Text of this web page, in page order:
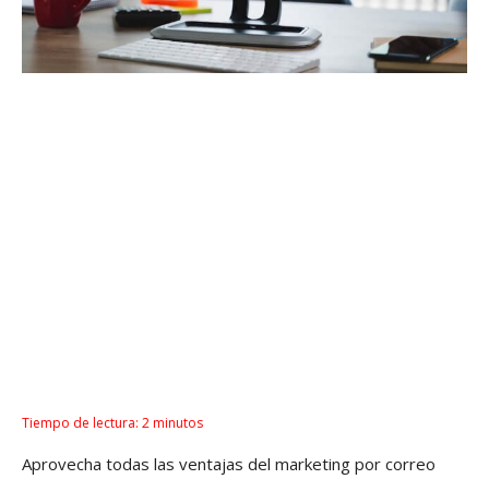
Tiempo de lectura: 2minutos
Aprovecha todas las ventajas del marketing por correo